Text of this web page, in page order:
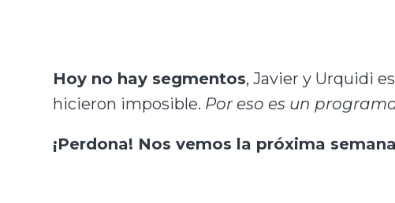
Hoy no hay segmentos, Javier y Urquidi
hicieron imposible. Por eso es un
¡Perdona! Nos vemos la próxima